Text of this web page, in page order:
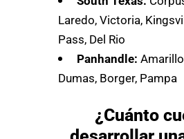
Laredo, Victoria,
Pass, Del Rio
Panhandle:
Dumas, Borger, Pampa
¿Cuánto